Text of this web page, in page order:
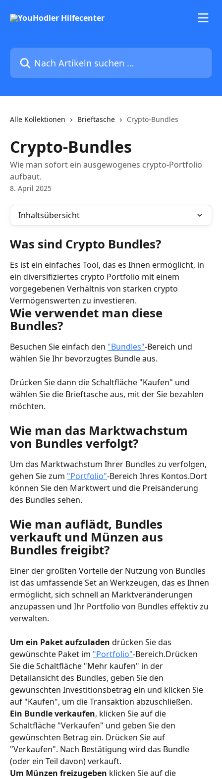
Nach Artikeln suchen …
Alle Kollektionen Brieftasche Crypto-Bundles
Crypto-Bundles
Wie man sofort ein ausgewogenes crypto-Portfolio
aufbaut.
8. April 2025
Inhaltsübersicht
Was sind Crypto Bundles?
Es ist ein einfaches Tool, das es Ihnen ermöglicht, in
ein diversifiziertes crypto Portfolio mit einem
vorgegebenen Verhältnis von starken crypto
Vermögenswerten zu investieren.
Wie verwendet man diese
Bundles?
Besuchen Sie einfach den "Bundles"-Bereich und
wählen Sie Ihr bevorzugtes Bundle aus.
Drücken Sie dann die Schaltfläche "Kaufen" und
wählen Sie die Brieftasche aus, mit der Sie bezahlen
möchten.
Wie man das Marktwachstum
von Bundles verfolgt?
Um das Marktwachstum Ihrer Bundles zu verfolgen,
gehen Sie zum "Portfolio"-Bereich Ihres Kontos.Dort
können Sie den Marktwert und die Preisänderung
des Bundles sehen.
Wie man auflädt, Bundles
verkauft und Münzen aus
Bundles freigibt?
Einer der größten Vorteile der Nutzung von Bundles
ist das umfassende Set an Werkzeugen, das es Ihnen
ermöglicht, sich schnell an Marktveränderungen
anzupassen und Ihr Portfolio von Bundles effektiv zu
verwalten.
Um ein Paket aufzuladen drücken Sie das
gewünschte Paket im "Portfolio"-Bereich.Drücken
Sie die Schaltfläche "Mehr kaufen" in der
Detailansicht des Bundles, geben Sie den
gewünschten Investitionsbetrag ein und klicken Sie
auf "Kaufen", um die Transaktion abzuschließen.
Ein Bundle verkaufen, klicken Sie auf die
Schaltfläche "Verkaufen" und geben Sie den
gewünschten Betrag ein. Drücken Sie auf
"Verkaufen". Nach Bestätigung wird das Bundle
(oder ein Teil davon) verkauft.
Um Münzen freizugeben klicken Sie auf die